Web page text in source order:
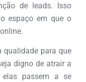
de leads. Isso
espaço em que o
qualidade para que
digno de atrair a
elas passem a se